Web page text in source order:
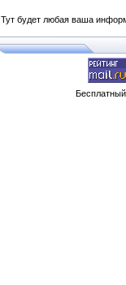
Тут будет любая ваша